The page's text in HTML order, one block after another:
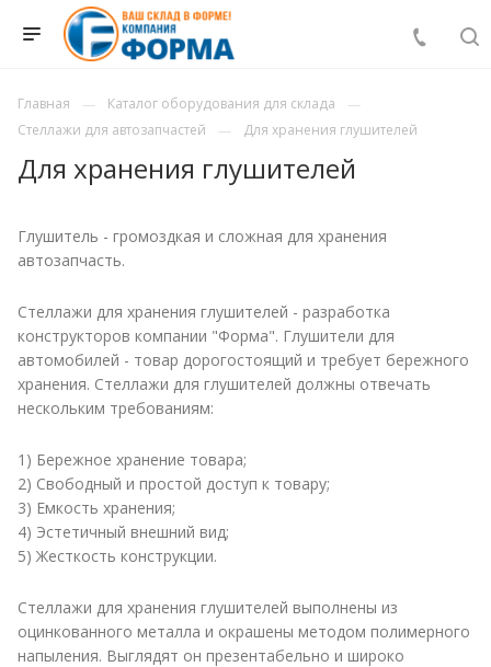
Главная
Каталог оборудования для склада
Стеллажи для автозапчастей
Для хранения глушителей
Для хранения глушителей
Глушитель - громоздкая и сложная для хранения
автозапчасть.
Стеллажи для хранения глушителей - разработка
конструкторов компании "Форма". Глушители для
автомобилей - товар дорогостоящий и требует бережного
хранения. Стеллажи для глушителей должны отвечать
нескольким требованиям:
1) Бережное хранение товара;
2) Свободный и простой доступ к товару;
3) Емкость хранения;
4) Эстетичный внешний вид;
5) Жесткость конструкции.
Стеллажи для хранения глушителей выполнены из
оцинкованного металла и окрашены методом полимерного
напыления. Выглядят он презентабельно и широко